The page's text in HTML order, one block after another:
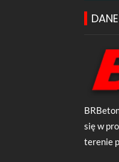
DANE
się w
terenie